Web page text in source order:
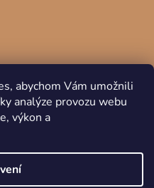
abychom Vám umožnili
analýze provozu webu
výkon a